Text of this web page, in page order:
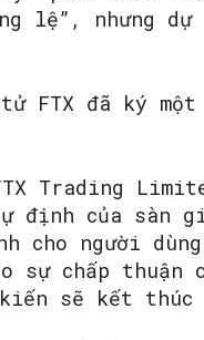
lệ”, nhưng dự
đã ký một
Trading
định của sàn
cho người
sự chấp
sẽ kết thúc